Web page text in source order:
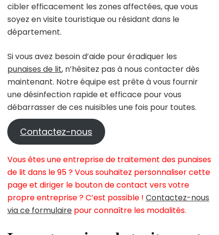
cibler efficacement les zones affectées, que vous
soyez en visite touristique ou résidant dans le
département.
Si vous avez besoin d’aide pour éradiquer les
punaises de lit, n’hésitez pas à nous contacter dès
maintenant. Notre équipe est prête à vous fournir
une désinfection rapide et efficace pour vous
débarrasser de ces nuisibles une fois pour toutes.
Contactez-nous
Vous êtes une entreprise de traitement des punaises
de lit dans le 95 ? Vous souhaitez personnaliser cette
page et diriger le bouton de contact vers votre
propre entreprise ? C’est possible ! Contactez-nous
via ce formulaire pour connaître les modalités.